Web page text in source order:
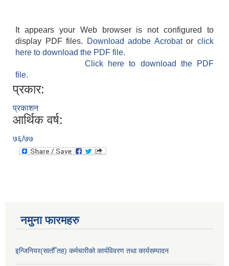
It appears your Web browser is not configured to
display PDF files.
Download adobe Acrobatorclick
here to download the PDF file.
Click here to download the PDF
file.
प्रकार:
प्रकाशन
आर्थिक वर्ष:
७६/७७
नमुना फारमहरु
इन्जिनियर(सातौँ तह) कर्मचारीको कार्यविवरण तथा कार्यसम्पादन